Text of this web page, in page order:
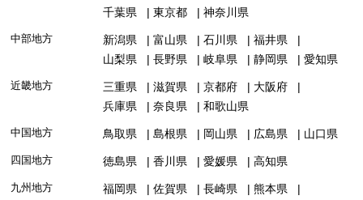
千葉県
東京都 神奈川県
中部地方 新潟県 富山県 石川県
福井県
山梨県
長野県 岐阜県 静岡県 愛知県
近畿地方 三重県 滋賀県 京都府
大阪府
兵庫県
奈良県 和歌山県
中国地方 鳥取県 島根県 岡山県 広島県 山口県
四国地方 徳島県 香川県 愛媛県 高知県
九州地方 福岡県 佐賀県 長崎県
熊本県